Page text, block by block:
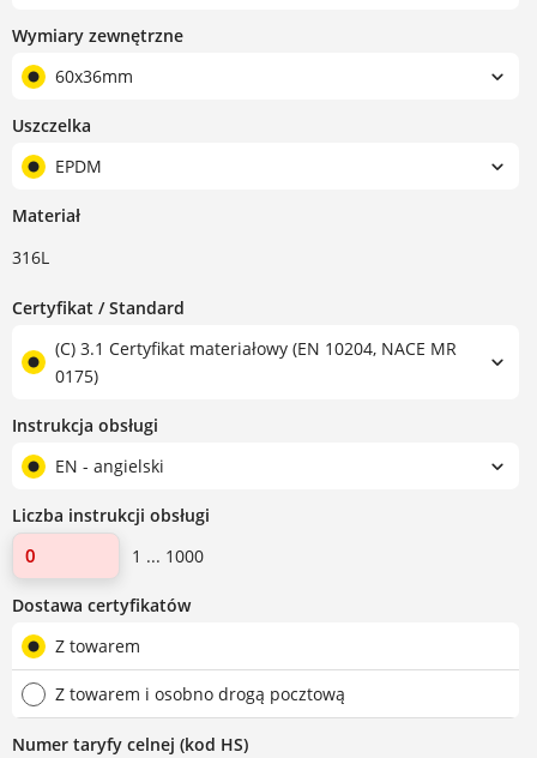
Wymiary zewnętrzne
60x36mm
Uszczelka
EPDM
Materiał
316L
Certyfikat / Standard
(C) 3.1 Certyfikat materiałowy (EN 10204, NACE MR
0175)
Instrukcja obsługi
EN - angielski
Liczba instrukcji obsługi
1 ... 1000
Dostawa certyfikatów
Z towarem
Z towarem i osobno drogą pocztową
Numer taryfy celnej (kod HS)